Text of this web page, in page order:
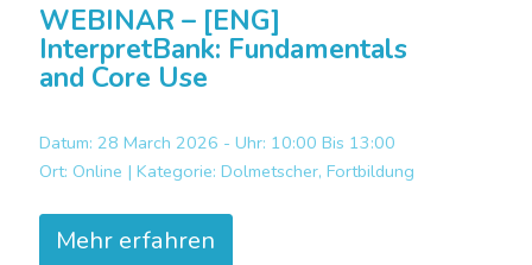
WEBINAR – [ENG]
InterpretBank: Fundamentals
and Core Use
Datum: 28 March 2026 - Uhr: 10:00 Bis 13:00
Ort: Online | Kategorie: Dolmetscher, Fortbildung
Mehr erfahren